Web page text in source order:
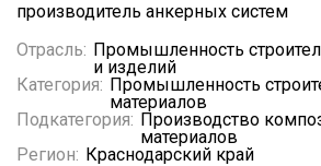
производитель анкерных систем
Отрасль: Промышленность
и изделий
Категория: Промышленность
материалов
Подкатегория: Производство
материалов
Регион: Краснодарский край